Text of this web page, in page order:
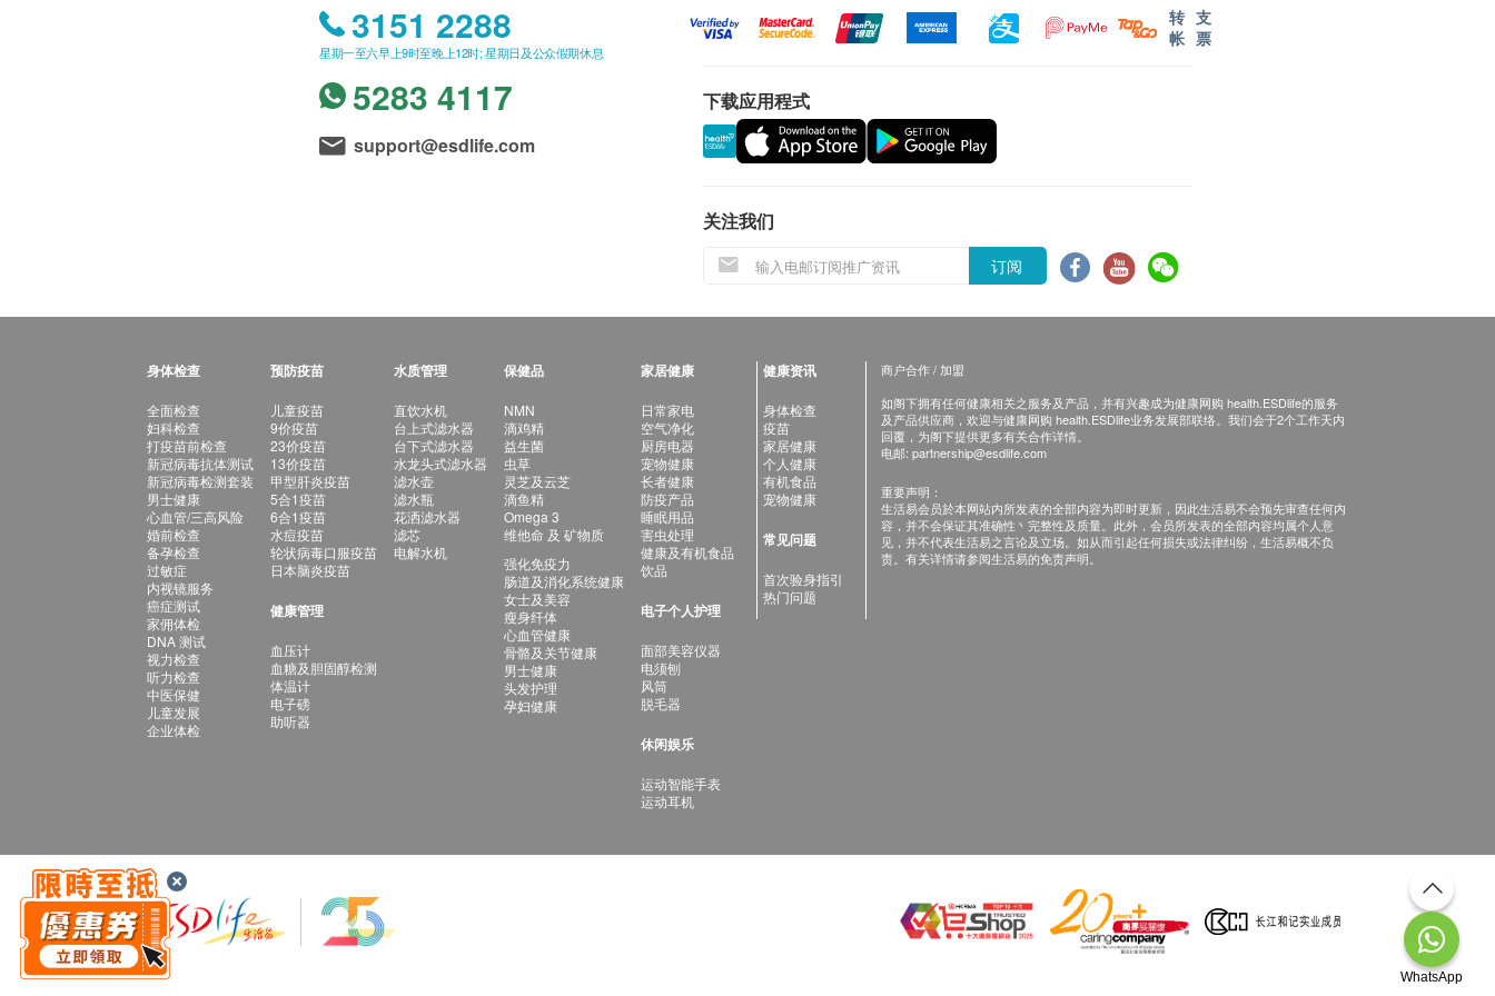
3151 2288
星期一至六早上9时至晚上12时; 星期日及公众假期休息
5283 4117
support@esdlife.com
转
帐
支
票
下载应用程式
关注我们
订阅
身体检查
全面检查
妇科检查
打疫苗前检查
新冠病毒抗体测试
新冠病毒检测套装
男士健康
心血管/三高风险
婚前检查
备孕检查
过敏症
内视镜服务
癌症测试
家佣体检
DNA 测试
视力检查
听力检查
中医保健
儿童发展
企业体检
预防疫苗
儿童疫苗
9价疫苗
23价疫苗
13价疫苗
甲型肝炎疫苗
5合1疫苗
6合1疫苗
水痘疫苗
轮状病毒口服疫苗
日本脑炎疫苗
健康管理
血压计
血糖及胆固醇检测
体温计
电子磅
助听器
水质管理
直饮水机
台上式滤水器
台下式滤水器
水龙头式滤水器
滤水壶
滤水瓶
花洒滤水器
滤芯
电解水机
保健品
NMN
滴鸡精
益生菌
虫草
灵芝及云芝
滴鱼精
Omega 3
维他命 及 矿物质
强化免疫力
肠道及消化系统健康
女士及美容
瘦身纤体
心血管健康
骨骼及关节健康
男士健康
头发护理
孕妇健康
家居健康
日常家电
空气净化
厨房电器
宠物健康
长者健康
防疫产品
睡眠用品
害虫处理
健康及有机食品
饮品
电子个人护理
面部美容仪器
电须刨
风筒
脱毛器
休闲娱乐
运动智能手表
运动耳机
健康资讯
身体检查
疫苗
家居健康
个人健康
有机食品
宠物健康
常见问题
首次验身指引
热门问题
商户合作 / 加盟
如阁下拥有任何健康相关之服务及产品，并有兴趣成为健康网购 health.ESDlife的服务
及产品供应商，欢迎与健康网购 health.ESDlife业务发展部联络。我们会于2个工作天内
回覆，为阁下提供更多有关合作详情。
电邮: partnership@esdlife.com
重要声明：
生活易会员於本网站内所发表的全部内容为即时更新，因此生活易不会预先审查任何内
容，并不会保证其准确性丶完整性及质量。此外，会员所发表的全部内容均属个人意
见，并不代表生活易之言论及立场。如从而引起任何损失或法律纠纷，生活易概不负
责。有关详情请参阅生活易的免责声明。
WhatsApp